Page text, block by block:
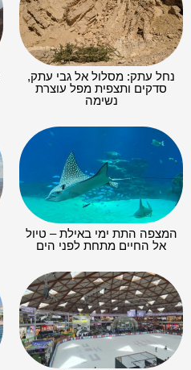
נחל עתק: מסלול אל גבי עתק,
סדקים ותצפית מפל עוצרת
נשימה
המצפה התת ימי באילת – טיול
אל החיים מתחת לפני הים